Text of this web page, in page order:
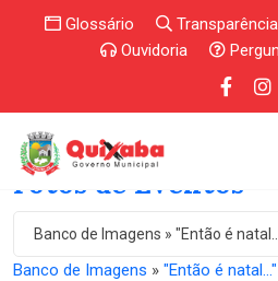
Glossário
Ouvidoria
Fotos de Eventos
Banco de Imagens » "Então é
Banco de Imagens » "Então é natal..."